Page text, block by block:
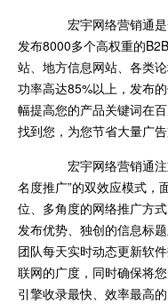
宏宇网络营销通是
发布8000多个高权重的
站、地方信息网站、各类
功率高达85%以上，发布
幅提高您的产品关键词在
找到您，为您节省大量广
宏宇网络营销通注
名度推广”的双效应模式，
位、多角度的网络推广方
发布优势、独创的信息标
团队每天实时动态更新软
联网的广度，同时确保将
引擎收录最快、效率最高